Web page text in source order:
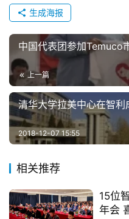
生成海报
中国代表团参加Temuco
上一篇
清华大学拉美中心在智利
2018-12-07 15:55
相关推荐
15位
年会